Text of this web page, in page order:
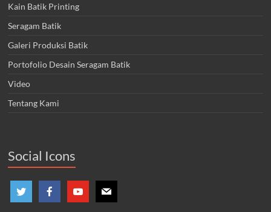
Kain Batik Printing
Seragam Batik
Galeri Produksi Batik
Portofolio Desain Seragam Batik
Video
Tentang Kami
Social Icons